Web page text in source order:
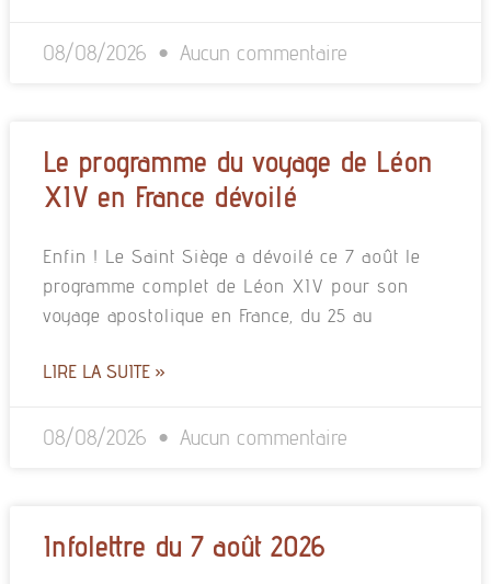
08/08/2026 Aucun commentaire
Le programme du voyage de Léon
XIV en France dévoilé
Enfin ! Le Saint Siège a dévoilé ce 7 août le
programme complet de Léon XIV pour son
voyage apostolique en France, du 25 au
LIRE LA SUITE »
08/08/2026 Aucun commentaire
Infolettre du 7 août 2026